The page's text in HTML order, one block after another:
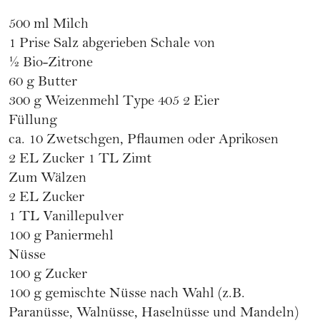
500 ml Milch
1 Prise Salz abgerieben Schale von
1⁄2 Bio-Zitrone
60 g Butter
300 g Weizenmehl Type 405 2 Eier
Füllung
ca. 10 Zwetschgen, Pflaumen oder Aprikosen
2 EL Zucker 1 TL Zimt
Zum Wälzen
2 EL Zucker
1 TL Vanillepulver
100 g Paniermehl
Nüsse
100 g Zucker
100 g gemischte Nüsse nach Wahl (z.B.
Paranüsse, Walnüsse, Haselnüsse und Mandeln)